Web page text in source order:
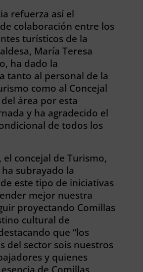
refuerza así el
colaboración entre los
turísticos de la
María Teresa
ha dado la
tanto al personal de la
como al Concejal
área por esta
y ha agradecido el
de todos los
el concejal de Turismo,
ha subrayado la
este tipo de iniciativas
mejor nuestra
proyectando Comillas
cultural de
que “los
del sector sois nuestros
y quienes
de Comillas,